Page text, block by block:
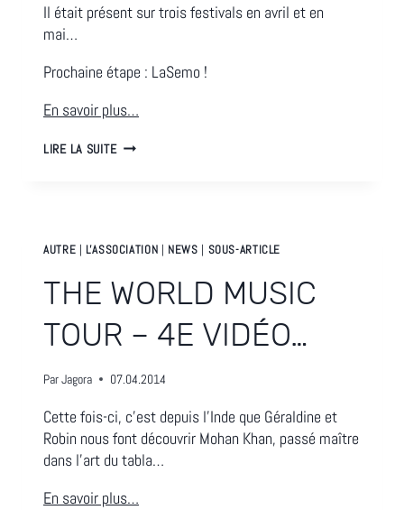
Il était présent sur trois festivals en avril et en
mai…
Prochaine étape : LaSemo !
En savoir plus…
LIRE LA SUITELA
AUTRE L'ASSOCIATION NEWS SOUS-ARTICLE
THE WORLD MUSIC
TOUR – 4E VIDÉO…
ParJagora 07.04.2014
Cette fois-ci, c’est depuis l’Inde que Géraldine et
Robin nous font découvrir Mohan Khan, passé maître
dans l’art du tabla…
En savoir plus…